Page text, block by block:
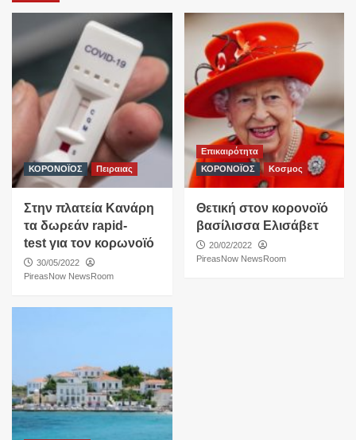
ΚΟΡΟΝΟΪΟΣ Πειραιας
Στην πλατεία Κανάρη
τα δωρεάν rapid-
test για τον κορωνοϊό
30/05/2022
PireasNow NewsRoom
Επικαιρότητα
ΚΟΡΟΝΟΪΟΣ
Κοσμος
Θετική στον κορονοϊό
βασίλισσα Ελισάβετ
20/02/2022
PireasNow NewsRoom